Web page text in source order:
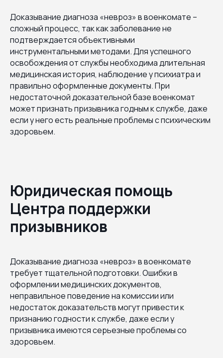
Доказывание диагноза «невроз» в военкомате –
сложный процесс, так как заболевание не
подтверждается объективными
инструментальными методами. Для успешного
освобождения от службы необходима длительная
медицинская история, наблюдение у психиатра и
правильно оформленные документы. При
недостаточной доказательной базе военкомат
может признать призывника годным к службе, даже
если у него есть реальные проблемы с психическим
здоровьем.
Юридическая помощь
Центра поддержки
призывников
Доказывание диагноза «невроз» в военкомате
требует тщательной подготовки. Ошибки в
оформлении медицинских документов,
неправильное поведение на комиссии или
недостаток доказательств могут привести к
признанию годности к службе, даже если у
призывника имеются серьезные проблемы со
здоровьем.